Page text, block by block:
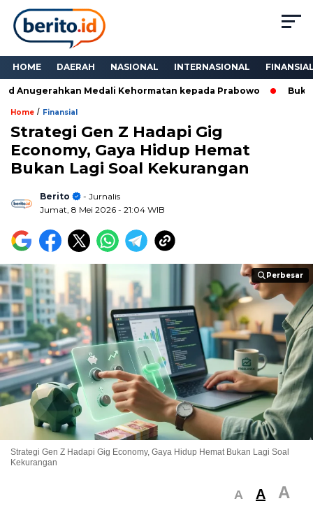
HOME DAERAH NASIONAL INTERNASIONAL
Medali Kehormatan kepada Prabowo Bukan
Home / Finansial
Strategi Gen Z Hadapi Gig
Economy, Gaya Hidup Hemat
Bukan Lagi Soal Kekurangan
Berito
- Jurnalis
Jumat, 8 Mei 2026 - 21:04 WIB
Perbesar
Perbesar
Strategi Gen Z Hadapi Gig Economy, Gaya Hidup Hemat Bukan Lagi Soal
Kekurangan
A A A